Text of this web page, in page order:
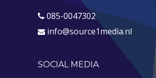
085-0047302
info@source1media.nl
SOCIAL MEDIA